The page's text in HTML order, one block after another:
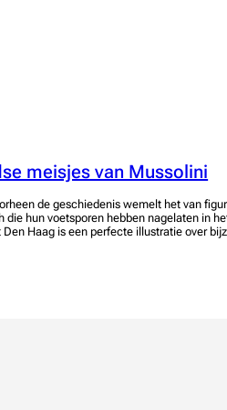
meisjes van Mussolini
de geschiedenis wemelt het van
hun voetsporen hebben nagelaten in
Haag is een perfecte illustratie over